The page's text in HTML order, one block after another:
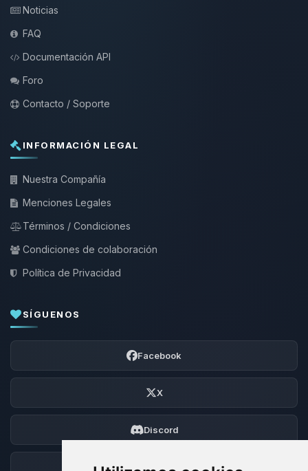
Noticias
FAQ
Documentación API
Foro
Contacto / Soporte
INFORMACIÓN LEGAL
Nuestra Compañía
Menciones Legales
Términos / Condiciones
Condiciones de colaboración
Política de Privacidad
SÍGUENOS
Facebook
X
Discord
Foro